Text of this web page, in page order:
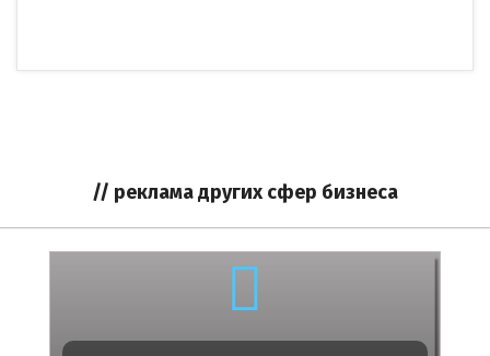
// реклама других сфер бизнеса